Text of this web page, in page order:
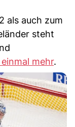
als auch zum
steht
mehr.